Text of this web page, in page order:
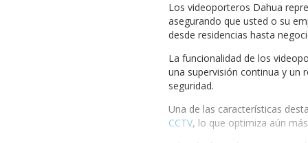
Los videoporteros Dahua
asegurando que usted o su
desde residencias hasta
La funcionalidad de los
una supervisión continua y un
seguridad.
Una de las características
CCTV, lo que optimiza aún